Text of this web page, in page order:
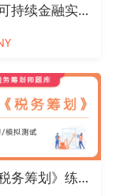
科目:《可持续金融实务》练习题
科目:《税务筹划》练习题